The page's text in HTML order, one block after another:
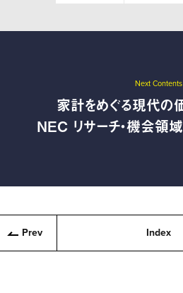
Next Contents
家計をめぐる現代の
NEC リサーチ・機会領
Prev Index